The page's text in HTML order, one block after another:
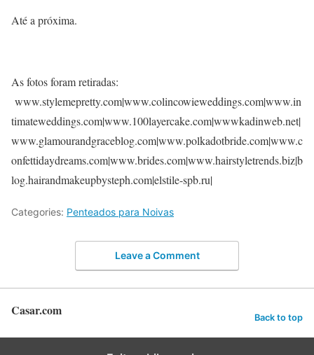
Até a próxima.
As fotos foram retiradas:
www.stylemepretty.com|www.colincowieweddings.com|www.in
timateweddings.com|www.100layercake.com|wwwkadinweb.net|
www.glamourandgraceblog.com|www.polkadotbride.com|www.c
onfettidaydreams.com|www.brides.com|www.hairstyletrends.biz|b
log.hairandmakeupbysteph.com|elstile-spb.ru|
Categories: Penteados para Noivas
Leave a Comment
Casar.com Back to top